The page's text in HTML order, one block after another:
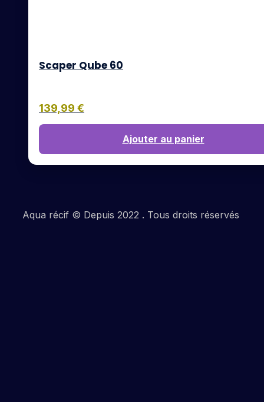
Scaper Qube 60
139,99 €
Ajouter au panier
Aqua récif © Depuis 2022 . Tous droits réservés